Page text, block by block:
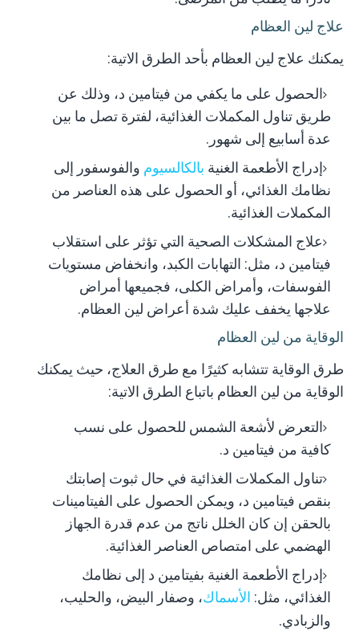
علاج لين العظام
يمكنك علاج لين العظام بأحد الطرق الاتية:
الحصول على ما يكفي من فيتامين د، وذلك عن
طريق تناول المكملات الغذائية، لفترة تصل ما بين
عدة أسابيع إلى شهور.
إدراج الأطعمة الغنية بالكالسيوم والفوسفور إلى
نظامك الغذائي، أو الحصول على هذه العناصر من
المكملات الغذائية.
علاج المشكلات الصحية التي تؤثر على استقلاب
فيتامين د، مثل: التهابات الكبد، وانخفاض مستويات
الفوسفات، وأمراض الكلى، فجميعها أمراض
علاجها يخفف عليك شدة أعراض لين العظام.
الوقاية من لين العظام
طرق الوقاية تتشابه كثيرًا مع طرق العلاج، حيث يمكنك
الوقاية من لين العظام باتباع الطرق الاتية:
التعرض لأشعة الشمس للحصول على نسب
كافية من فيتامين د.
تناول المكملات الغذائية في حال ثبوت إصابتك
بنقص فيتامين د، ويمكن الحصول على الفيتامينات
بالحقن إن كان الخلل ناتج من عدم قدرة الجهاز
الهضمي على امتصاص العناصر الغذائية.
إدراج الأطعمة الغنية بفيتامين د إلى نظامك
الغذائي، مثل: الأسماك، وصفار البيض، والحليب،
والزبادي.